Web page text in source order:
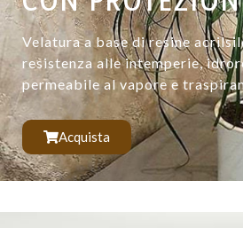
Velatura a base di resine
resistenza alle intemperie,
permeabile al vapore e
Acquista